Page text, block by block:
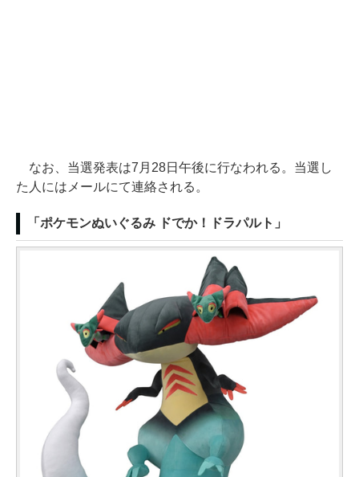
なお、当選発表は7月28日午後に行なわれる。当選し
た人にはメールにて連絡される。
「ポケモンぬいぐるみ ドでか！ドラパルト」